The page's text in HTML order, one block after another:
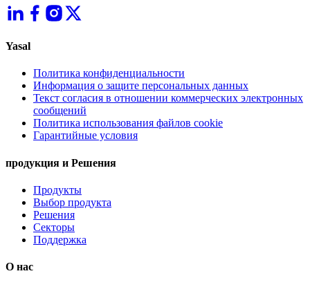
Yasal
Политика конфиденциальности
Информация о защите персональных данных
Текст согласия в отношении коммерческих электронных
сообщений
Политика использования файлов cookie
Гарантийные условия
продукция и Решения
Продукты
Выбор продукта
Решения
Секторы
Поддержка
О нас